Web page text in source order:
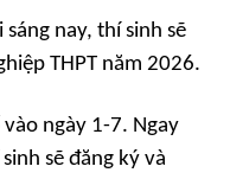
nay, thí sinh sẽ
THPT năm 2026.
ngày 1-7. Ngay
sẽ đăng ký và